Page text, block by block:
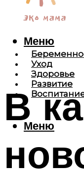
Уход
Здоровье
Развитие
Меню
Меню
В